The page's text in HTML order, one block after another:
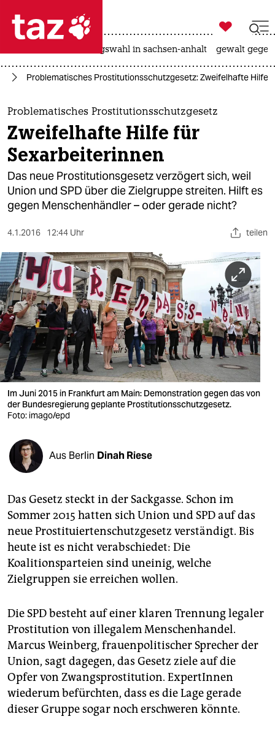
 taz zahl ich
taz zahl ich
themen
politik
öko
gesellschaft
sport
berlin
nord
wahrheit
verlag
verlag
veranstaltungen
fragen & hilfe
abo
genossenschaft
epaper login

taz zahl ich
landtagswahl in sachsen-anhalt gewalt
Problematisches Prostitutionsschutzgesetz: Zweifelhafte Hilfe
Problematisches Prostitutionsschutzgesetz
Zweifelhafte Hilfe für
Sexarbeiterinnen
Das neue Prostitutionsgesetz verzögert sich, weil
Union und SPD über die Zielgruppe streiten. Hilft es
gegen Menschenhändler – oder gerade nicht?
4.1.2016 12:44 Uhr teilen
Im Juni 2015 in Frankfurt am Main: Demonstration gegen das von
der Bundesregierung geplante Prostitutionsschutzgesetz.
Foto: imago/epd
Aus Berlin Dinah Riese
Das Gesetz steckt in der Sackgasse. Schon im
Sommer 2015 hatten sich Union und SPD auf das
neue Prostituiertenschutzgesetz verständigt. Bis
heute ist es nicht verabschiedet: Die
Koalitionsparteien sind uneinig, welche
Zielgruppen sie erreichen wollen.
Die SPD besteht auf einer klaren Trennung legaler
Prostitution von illegalem Menschenhandel.
Marcus Weinberg, frauenpolitischer Sprecher der
Union, sagt dagegen, das Gesetz ziele auf die
Opfer von Zwangsprostitution. ExpertInnen
wiederum befürchten, dass es die Lage gerade
dieser Gruppe sogar noch erschweren könnte.